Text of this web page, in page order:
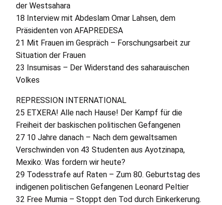
der Westsahara
18 Interview mit Abdeslam Omar Lahsen, dem
Präsidenten von AFAPREDESA
21 Mit Frauen im Gespräch – Forschungsarbeit zur
Situation der Frauen
23 Insumisas – Der Widerstand des saharauischen
Volkes
REPRESSION INTERNATIONAL
25 ETXERA! Alle nach Hause! Der Kampf für die
Freiheit der baskischen politischen Gefangenen
27 10 Jahre danach – Nach dem gewaltsamen
Verschwinden von 43 Studenten aus Ayotzinapa,
Mexiko: Was fordern wir heute?
29 Todesstrafe auf Raten – Zum 80. Geburtstag des
indigenen politischen Gefangenen Leonard Peltier
32 Free Mumia – Stoppt den Tod durch Einkerkerung.